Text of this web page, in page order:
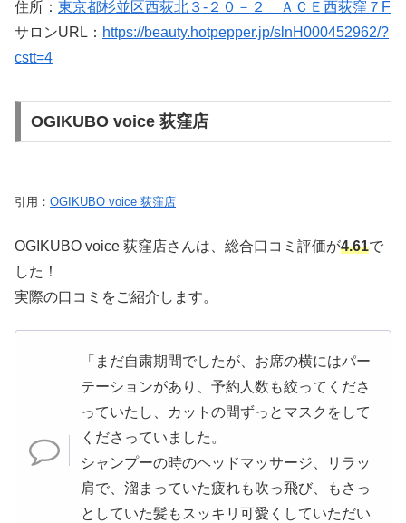
住所： 東京都杉並区西荻北３-２０－２ ＡＣＥ西荻窪７F
サロンURL： https://beauty.hotpepper.jp/slnH000452962/?
cstt=4
OGIKUBO voice 荻窪店
引用： OGIKUBO voice 荻窪店
OGIKUBO voice 荻窪店さんは、総合口コミ評価が4.61で
した！
実際の口コミをご紹介します。
「まだ自粛期間でしたが、お席の横にはパー
テーションがあり、予約人数も絞ってくださ
っていたし、カットの間ずっとマスクをして
くださっていました。
シャンプーの時のヘッドマッサージ、リラッ
肩で、溜まっていた疲れも吹っ飛び、もさっ
としていた髪もスッキリ可愛くしていただい